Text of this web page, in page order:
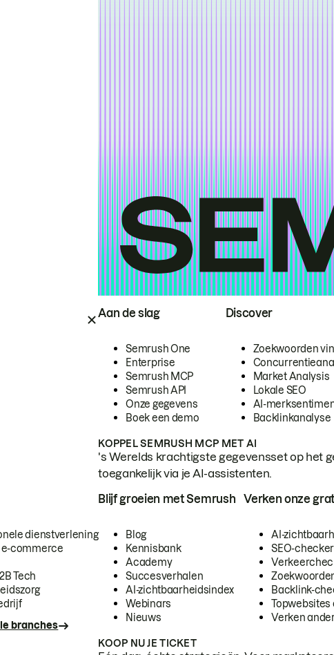
Aan de slag
Semrush One
Enterprise
Semrush MCP
Semrush API
Onze gegevens
Boek een demo
Discover
Zoekwoorden
Market Analysis
Lokale SEO
AI-
Backlinkanalyse
KOPPEL SEMRUSH MCP MET AI
's Werelds krachtigste gegevensset op het
toegankelijk via je AI-assistenten.
dienstverlening
e-commerce
Tech
branches
Blijf groeien met Semrush
Blog
Kennisbank
Academy
Succesverhalen
AI-zichtbaarheidsindex
Webinars
Nieuws
Verken onze
AI-
SEO-checker
Backlink-
Topwebsites
Verken
KOOP NU JE TICKET